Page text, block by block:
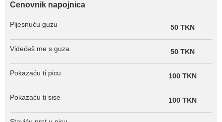
Cenovnik napojnica
Pljesnuću guzu 50 TKN
Videćeš me s guza 50 TKN
Pokazaću ti picu 100 TKN
Pokazaću ti sise 100 TKN